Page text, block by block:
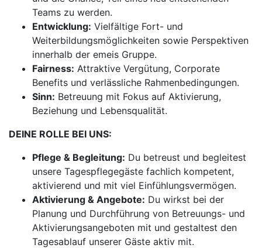
Teams zu werden.
Entwicklung: Vielfältige Fort- und
Weiterbildungsmöglichkeiten sowie Perspektiven
innerhalb der emeis Gruppe.
Fairness: Attraktive Vergütung, Corporate
Benefits und verlässliche Rahmenbedingungen.
Sinn: Betreuung mit Fokus auf Aktivierung,
Beziehung und Lebensqualität.
DEINE ROLLE BEI UNS:
Pflege & Begleitung: Du betreust und begleitest
unsere Tagespflegegäste fachlich kompetent,
aktivierend und mit viel Einfühlungsvermögen.
Aktivierung & Angebote: Du wirkst bei der
Planung und Durchführung von Betreuungs- und
Aktivierungsangeboten mit und gestaltest den
Tagesablauf unserer Gäste aktiv mit.